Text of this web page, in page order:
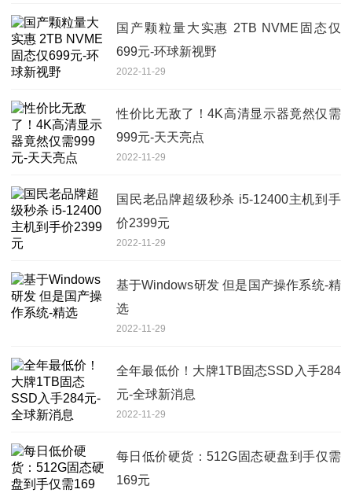
国产颗粒量大实惠 2TB NVME固态仅
699元-环球新视野
2022-11-29
性价比无敌了！4K高清显示器竟然仅需
999元-天天亮点
2022-11-29
国民老品牌超级秒杀 i5-12400主机到手
价2399元
2022-11-29
基于Windows研发 但是国产操作系统-精
选
2022-11-29
全年最低价！大牌1TB固态SSD入手284
元-全球新消息
2022-11-29
每日低价硬货：512G固态硬盘到手仅需
169元